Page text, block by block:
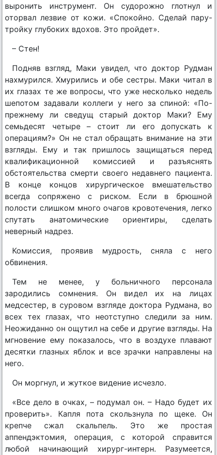
выронить инструмент. Он судорожно глотнул и
оторвал лезвие от кожи. «Спокойно. Сделай пару-
тройку глубоких вдохов. Это пройдет».
– Стен!
Подняв взгляд, Маки увидел, что доктор Рудман
нахмурился. Хмурились и обе сестры. Маки читал в
их глазах те же вопросы, что уже несколько недель
шепотом задавали коллеги у него за спиной: «По-
прежнему ли сведущ старый доктор Маки? Ему
семьдесят четыре – стоит ли его допускать к
операциям?» Он не стал обращать внимание на эти
взгляды. Ему и так пришлось защищаться перед
квалификационной комиссией и разъяснять
обстоятельства смерти своего недавнего пациента.
В конце концов хирургическое вмешательство
всегда сопряжено с риском. Если в брюшной
полости слишком много очагов кровотечения, легко
спутать анатомические ориентиры, сделать
неверный надрез.
Комиссия, проявив мудрость, сняла с него
обвинения.
Тем не менее, у больничного персонала
зародились сомнения. Он видел их на лицах
медсестер, в суровом взгляде доктора Рудмана, во
всех тех глазах, что неотступно следили за ним.
Неожиданно он ощутил на себе и другие взгляды. На
мгновение ему показалось, что в воздухе плавают
десятки глазных яблок и все зрачки направлены на
него.
Он моргнул, и жуткое видение исчезло.
«Все дело в очках, – подумал он. – Надо будет их
проверить». Капля пота скользнула по щеке. Он
крепче сжал скальпель. Это же простая
аппендэктомия, операция, с которой справится
любой начинающий хирург-интерн. Разумеется,